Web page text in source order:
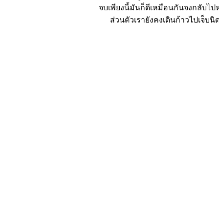
จบเพียงนี้มันก็ดีเหมือนกันจงกลับไป
ส่วนตัวเรายังคงเดินก้าวไปเจ็บนิ